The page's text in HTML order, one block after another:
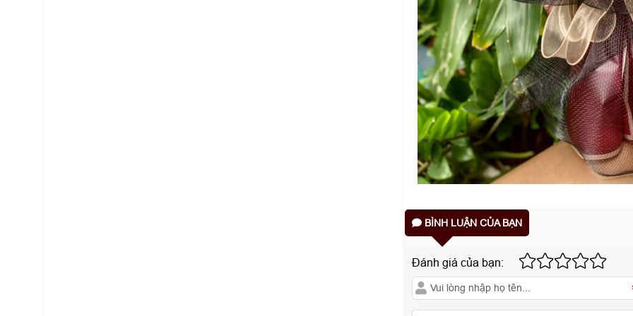
BÌNH LUẬN CỦA BẠN
Đánh giá của bạn: